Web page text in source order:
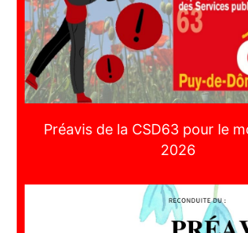
Préavis de la CSD63 pour le
2026